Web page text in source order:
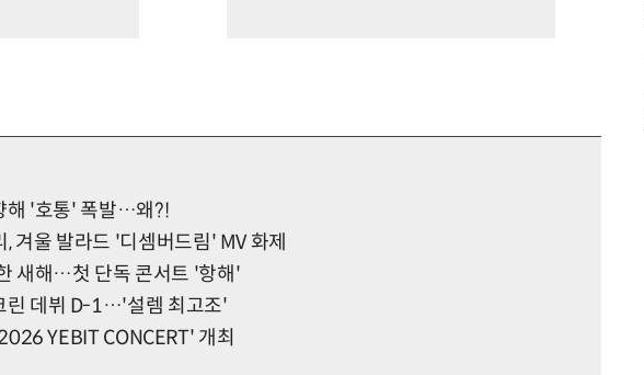
해 '호통' 폭발…왜?!
겨울 발라드 '디셈버드림' MV 화제
새해…첫 단독 콘서트 '항해'
린 데뷔 D-1…'설렘 최고조'
YEBIT CONCERT' 개최